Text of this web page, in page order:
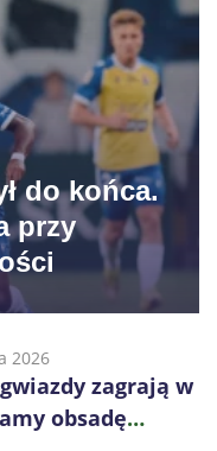
do końca.
przy
2026
zagrają w
obsadę